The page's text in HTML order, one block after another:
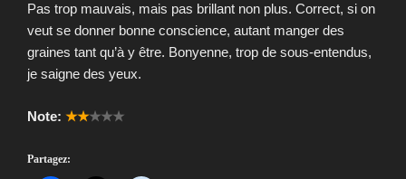
Pas trop mauvais, mais pas brillant non plus. Correct, si on
veut se donner bonne conscience, autant manger des
graines tant qu’à y être. Bonyenne, trop de sous-entendus,
je saigne des yeux.
Note: ★★★★★
Partagez: